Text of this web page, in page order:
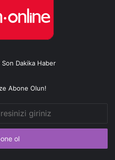
Dakika Haber
Abone Olun!